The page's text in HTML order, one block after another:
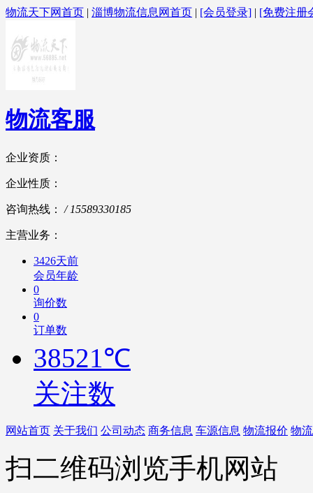
物流天下网首页 | 淄博物流信息网首页 | [会员登录] | [免费注册
物流客服
企业资质：
企业性质：
咨询热线： / 15589330185
主营业务：
3426天前
会员年龄
0
询价数
0
订单数
38521℃
关注数
网站首页 关于我们 公司动态 商务信息 车源信息 物流报价 物
扫二维码浏览手机网站